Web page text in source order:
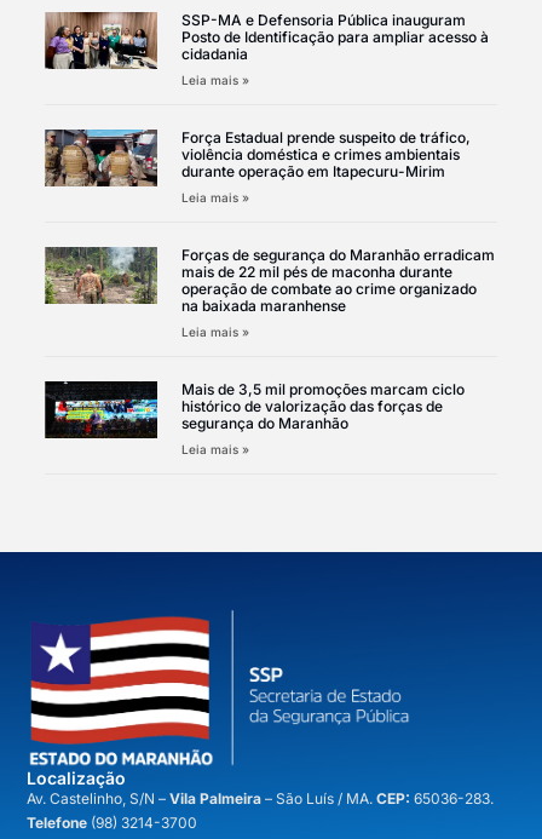
SSP-MA e Defensoria Pública inauguram
Posto de Identificação para ampliar acesso à
cidadania
Leia mais »
Força Estadual prende suspeito de tráfico,
violência doméstica e crimes ambientais
durante operação em Itapecuru-Mirim
Leia mais »
Forças de segurança do Maranhão erradicam
mais de 22 mil pés de maconha durante
operação de combate ao crime organizado
na baixada maranhense
Leia mais »
Mais de 3,5 mil promoções marcam ciclo
histórico de valorização das forças de
segurança do Maranhão
Leia mais »
Localização
Av. Castelinho, S/N –Vila Palmeira– São Luís / MA.CEP: 65036-283.
Telefone (98) 3214-3700